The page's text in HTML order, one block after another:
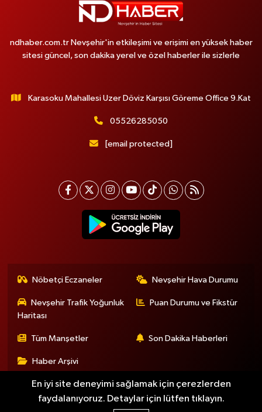
ndhaber.com.tr Nevşehir'in etkileşimi ve erişimi en yüksek haber
sitesi güncel, son dakika yerel ve özel haberler ile sizlerle
Karasoku Mahallesi Uzer Döviz Karşısı Göreme Office 9.Kat
05526285050
[email protected]
Nöbetçi Eczaneler Nevşehir Hava Durumu
Nevşehir Trafik Yoğunluk
Haritası
Puan Durumu ve Fikstür
Tüm Manşetler Son Dakika Haberleri
Haber Arşivi
En iyi site deneyimi sağlamak için çerezlerden
faydalanıyoruz. Detaylar için lütfen tıklayın.